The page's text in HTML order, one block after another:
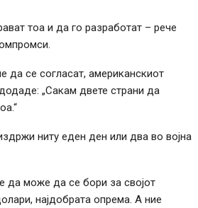
тоа и да го разработат – рече
да се согласат, американскиот
„Сакам двете страни да
ниту еден ден или два ​​во војна
да може да се бори за својот
најдобрата опрема. А ние